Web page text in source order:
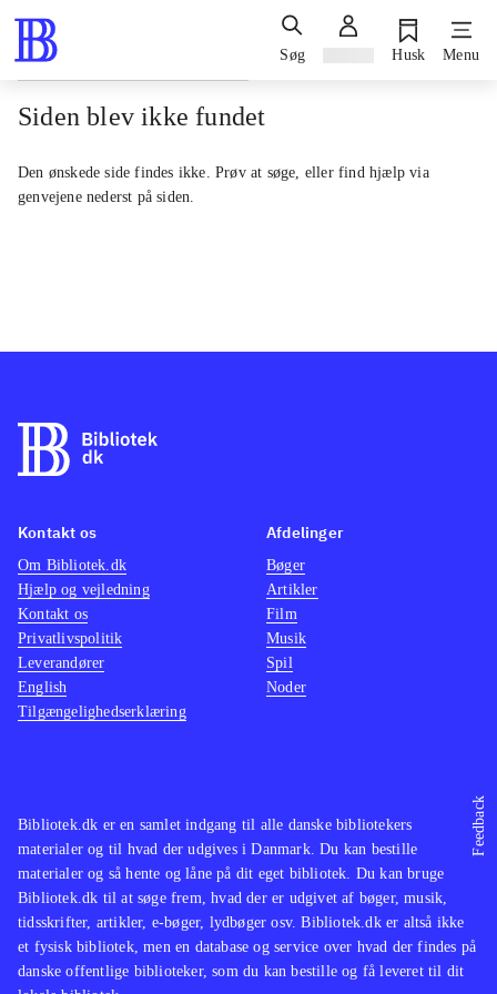
Søg Husk Menu
Siden blev ikke fundet
Den ønskede side findes ikke. Prøv at søge, eller find hjælp via
genvejene nederst på siden.
Feedback
Bibliotek.dk er en samlet indgang til alle danske bibliotekers
materialer og til hvad der udgives i Danmark. Du kan bestille
materialer og så hente og låne på dit eget bibliotek. Du kan bruge
Bibliotek.dk til at søge frem, hvad der er udgivet af bøger, musik,
tidsskrifter, artikler, e-bøger, lydbøger osv. Bibliotek.dk er altså ikke
et fysisk bibliotek, men en database og service over hvad der findes på
danske offentlige biblioteker, som du kan bestille og få leveret til dit
Kontakt os
Om Bibliotek.dk
Hjælp og vejledning
Kontakt os
Privatlivspolitik
Leverandører
English
Tilgængelighedserklæring
Afdelinger
Bøger
Artikler
Film
Musik
Spil
Noder